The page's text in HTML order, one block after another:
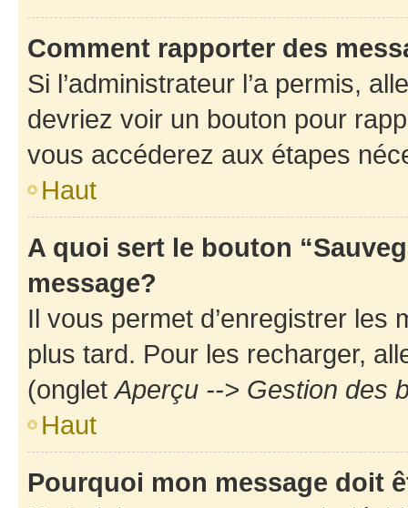
Comment rapporter des
Si l’administrateur l’a permis,
devriez voir un bouton pour
vous accéderez aux étapes
Haut
A quoi sert le bouton
message?
Il vous permet d’enregistrer
plus tard. Pour les recharger,
(ongletAperçu --> Gestion des
Haut
Pourquoi mon message doit